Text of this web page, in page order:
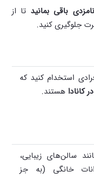
باقی بمانید تا از
جلوگیری کنید.
استخدام کنید که
کانادا هستند.
سالن‌های زیبایی،
خانگی (به جز